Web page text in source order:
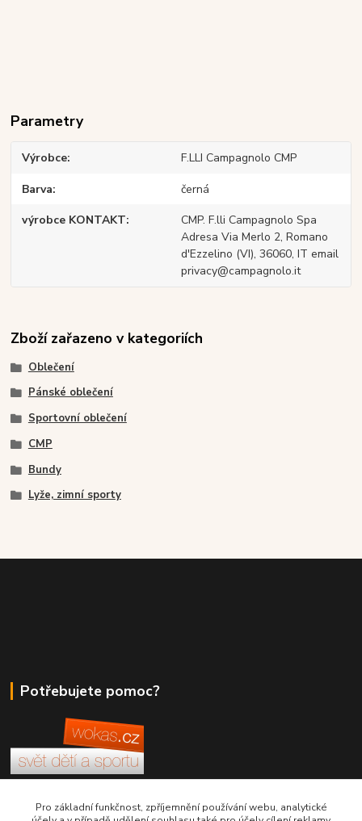
Parametry
Výrobce F.LLI Campagnolo CMP
Barva černá
výrobce KONTAKT
CMP. F.lli Campagnolo Spa
Adresa Via Merlo 2, Romano
d'Ezzelino (VI), 36060, IT email
privacy@campagnolo.it
Zboží zařazeno v kategoriích
Oblečení
Pánské oblečení
Sportovní oblečení
CMP
Bundy
Lyže, zimní sporty
Potřebujete pomoc?
+420 380 830 198
Pro základní funkčnost, zpříjemnění používání webu, analytické